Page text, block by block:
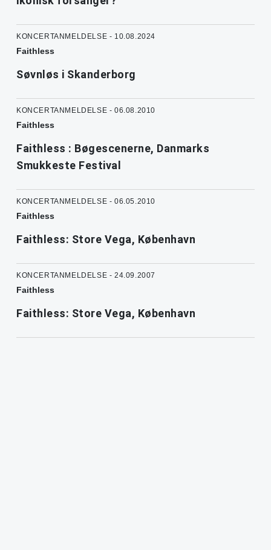
KONCERTANMELDELSE - 10.08.2024
Faithless
Søvnløs i Skanderborg
KONCERTANMELDELSE - 06.08.2010
Faithless
Faithless : Bøgescenerne, Danmarks
Smukkeste Festival
KONCERTANMELDELSE - 06.05.2010
Faithless
Faithless: Store Vega, København
KONCERTANMELDELSE - 24.09.2007
Faithless
Faithless: Store Vega, København